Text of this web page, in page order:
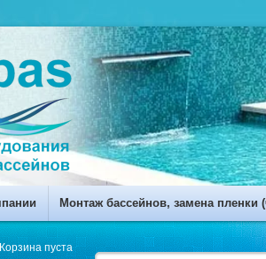
Монтаж бассейнов, замена пленки
Корзина пуста